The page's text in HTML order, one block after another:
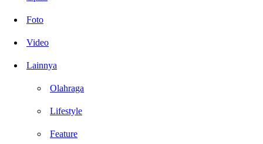
Foto
Video
Lainnya
Olahraga
Lifestyle
Feature